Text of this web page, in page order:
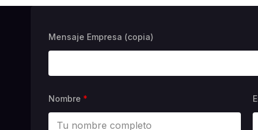
Mensaje Empresa (copia)
Nombre *